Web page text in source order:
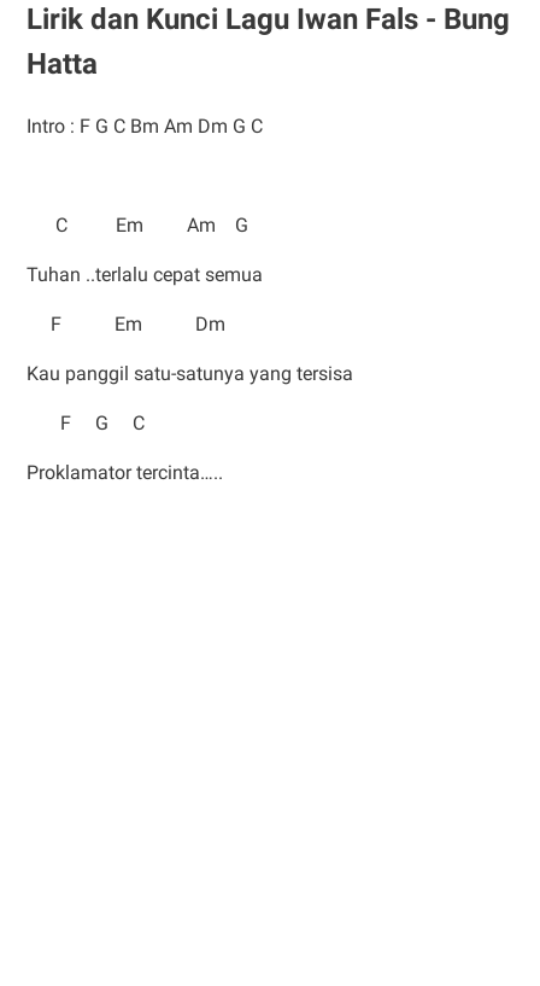
Lirik dan Kunci Lagu Iwan Fals - Bung
Hatta
Intro : F G C Bm Am Dm G C
C Em Am G
Tuhan ..terlalu cepat semua
F Em Dm
Kau panggil satu-satunya yang tersisa
F G C
Proklamator tercinta…..